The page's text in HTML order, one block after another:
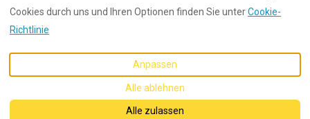
©2026DunfordAlle Rechte
vorbehalten
by
Cookies durch uns und Ihren Optionen finden Sie unterCookie-
Richtlinie
Anpassen
Alle ablehnen
Alle zulassen